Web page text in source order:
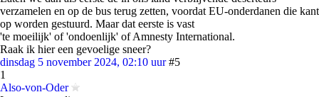
verzamelen en op de bus terug zetten, voordat EU-onderdanen die kant
op worden gestuurd. Maar dat eerste is vast
'te moeilijk' of 'ondoenlijk' of Amnesty International.
Raak ik hier een gevoelige sneer?
dinsdag 5 november 2024, 02:10 uur #5
1
Also-von-Oder